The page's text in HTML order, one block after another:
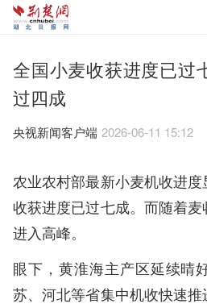
全国小麦收获进度已过
过四成
央视新闻客户端 2026-06-11 15:12
农业农村部最新小麦机收进
收获进度已过七成。而随着
进入高峰。
眼下，黄淮海主产区延续晴
苏、河北等省集中机收快速